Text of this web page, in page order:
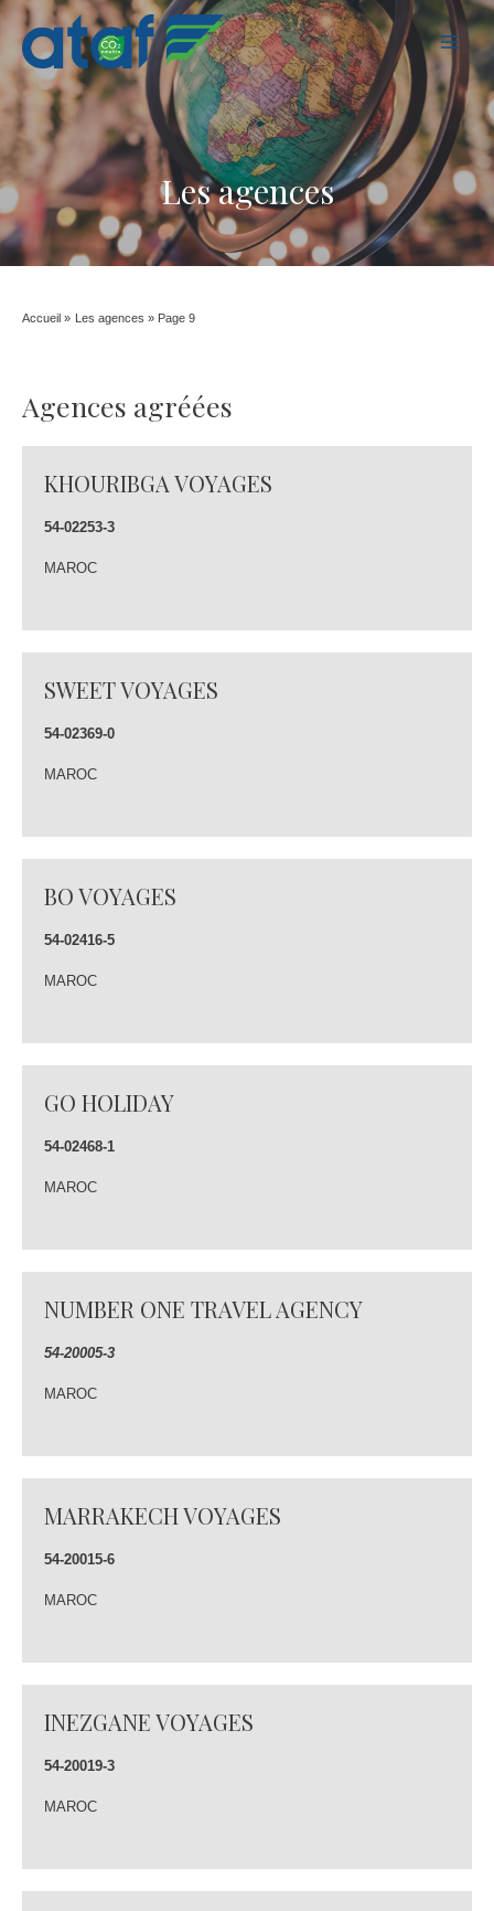
Les agences
Accueil Les agences Page 9
Agences agréées
KHOURIBGA VOYAGES
54-02253-3
MAROC
SWEET VOYAGES
54-02369-0
MAROC
BO VOYAGES
54-02416-5
MAROC
GO HOLIDAY
54-02468-1
MAROC
NUMBER ONE TRAVEL AGENCY
54-20005-3
MAROC
MARRAKECH VOYAGES
54-20015-6
MAROC
INEZGANE VOYAGES
54-20019-3
MAROC